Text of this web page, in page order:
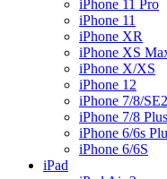
iPhone 11 Pro
iPhone 11
iPhone XR
iPhone XS
iPhone X/XS
iPhone 12
iPhone 7/8/SE2
iPhone 7/8 Plus
iPhone 6/6s
iPhone 6/6S
iPad